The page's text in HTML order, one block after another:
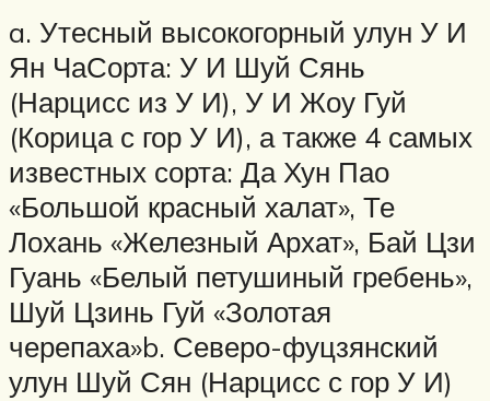
a. Утесный высокогорный улун У И
Ян ЧаСорта: У И Шуй Сянь
(Нарцисс из У И), У И Жоу Гуй
(Корица с гор У И), а также 4 самых
известных сорта: Да Хун Пао
«Большой красный халат», Те
Лохань «Железный Архат», Бай Цзи
Гуань «Белый петушиный гребень»,
Шуй Цзинь Гуй «Золотая
черепаха»b. Северо-фуцзянский
улун Шуй Сян (Нарцисс с гор У И)